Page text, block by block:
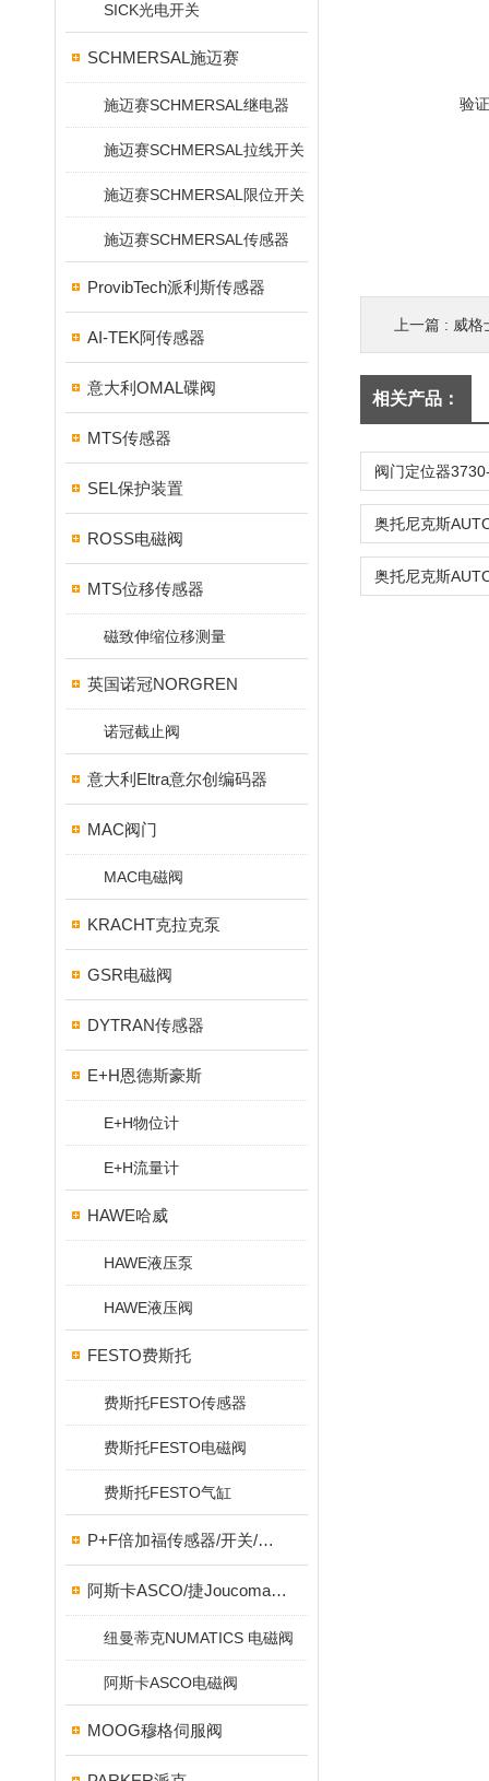
SICK光电开关
SCHMERSAL施迈赛
施迈赛SCHMERSAL继电器
施迈赛SCHMERSAL拉线开关
施迈赛SCHMERSAL限位开关
施迈赛SCHMERSAL传感器
ProvibTech派利斯传感器
AI-TEK阿传感器
意大利OMAL碟阀
MTS传感器
SEL保护装置
ROSS电磁阀
MTS位移传感器
磁致伸缩位移测量
英国诺冠NORGREN
诺冠截止阀
意大利Eltra意尔创编码器
MAC阀门
MAC电磁阀
KRACHT克拉克泵
GSR电磁阀
DYTRAN传感器
E+H恩德斯豪斯
E+H物位计
E+H流量计
HAWE哈威
HAWE液压泵
HAWE液压阀
FESTO费斯托
费斯托FESTO传感器
费斯托FESTO电磁阀
费斯托FESTO气缸
P+F倍加福传感器/开关/编码器
阿斯卡ASCO/捷Joucomatic/NUMATICS纽曼蒂克
纽曼蒂克NUMATICS 电磁阀
阿斯卡ASCO电磁阀
MOOG穆格伺服阀
验
上一篇 : 威格
相关产品：